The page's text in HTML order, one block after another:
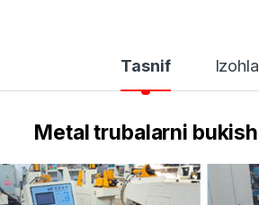
Tasnif
Metal trubalarni